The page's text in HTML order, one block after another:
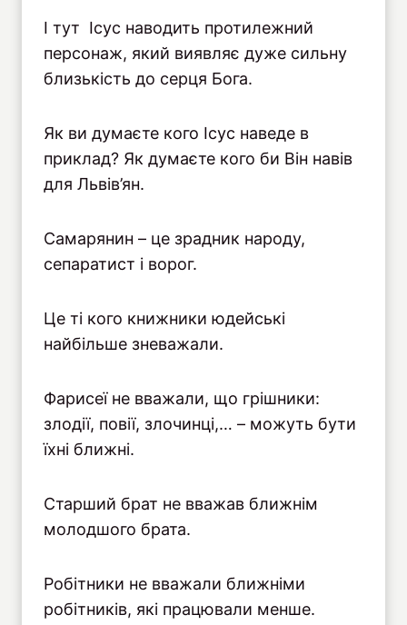
І тут Ісус наводить протилежний
персонаж, який виявляє дуже сильну
близькість до серця Бога.
Як ви думаєте кого Ісус наведе в
приклад? Як думаєте кого би Він навів
для Львів’ян.
Самарянин – це зрадник народу,
сепаратист і ворог.
Це ті кого книжники юдейські
найбільше зневажали.
Фарисеї не вважали, що грішники:
злодії, повії, злочинці,… – можуть бути
їхні ближні.
Старший брат не вважав ближнім
молодшого брата.
Робітники не вважали ближніми
робітників, які працювали менше.